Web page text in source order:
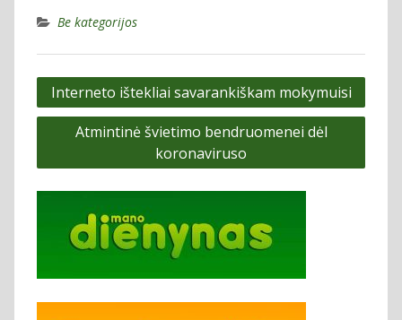
Be kategorijos
Navigacija
tarp
įrašų
Interneto ištekliai savarankiškam mokymuisi
Atmintinė švietimo bendruomenei dėl
koronaviruso